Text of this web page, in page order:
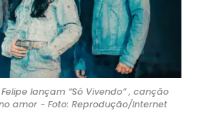
lançam “Só Vivendo” , canção
amor - Foto: Reprodução/Internet